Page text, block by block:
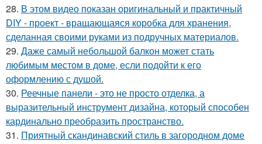
28. В этом видео показан оригинальный и практичный
DIY - проект - вращающаяся коробка для хранения,
сделанная своими руками из подручных материалов.
29. Даже самый небольшой балкон может стать
любимым местом в доме, если подойти к его
оформлению с душой.
30. Реечные панели - это не просто отделка, а
выразительный инструмент дизайна, который способен
кардинально преобразить пространство.
31. Приятный скандинавский стиль в загородном доме